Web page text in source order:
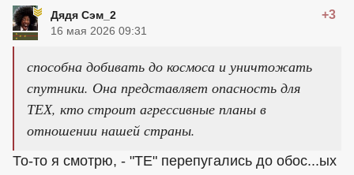
Дядя Сэм_2 +3
16 мая 2026 09:31
способна добивать до космоса и уничтожать
спутники. Она представляет опасность для
ТЕХ, кто строит агрессивные планы в
отношении нашей страны.
То-то я смотрю, - "ТЕ" перепугались до обос...ых